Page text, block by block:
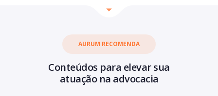
AURUM RECOMENDA
Conteúdos para elevar sua
atuação na advocacia